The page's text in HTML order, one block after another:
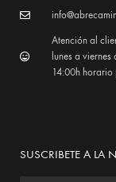
Atención al
lunes a
14:00h horario
SUSCRIBETE A LA